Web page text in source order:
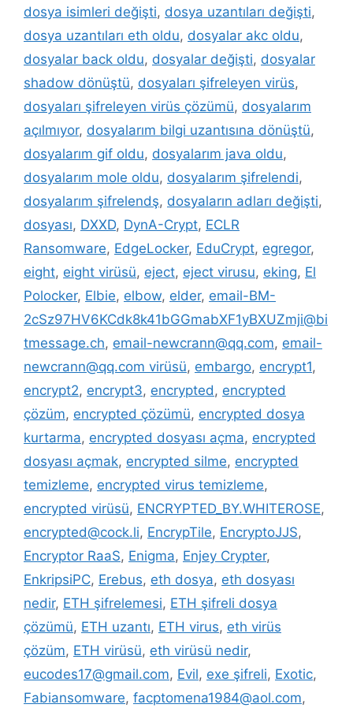
dosya isimleri değişti, dosya uzantıları değişti,
dosya uzantıları eth oldu, dosyalar akc oldu,
dosyalar back oldu, dosyalar değişti, dosyalar
shadow dönüştü, dosyaları şifreleyen virüs,
dosyaları şifreleyen virüs çözümü, dosyalarım
açılmıyor, dosyalarım bilgi uzantısına dönüştü,
dosyalarım gif oldu, dosyalarım java oldu,
dosyalarım mole oldu, dosyalarım şifrelendi,
dosyalarım şifrelendş, dosyaların adları değişti,
dosyası, DXXD, DynA-Crypt, ECLR
Ransomware, EdgeLocker, EduCrypt, egregor,
eight, eight virüsü, eject, eject virusu, eking, El
Polocker, Elbie, elbow, elder, email-BM-
2cSz97HV6KCdk8k41bGGmabXF1yBXUZmji@bi
tmessage.ch, email-newcrann@qq.com, email-
newcrann@qq.com virüsü, embargo, encrypt1,
encrypt2, encrypt3, encrypted, encrypted
çözüm, encrypted çözümü, encrypted dosya
kurtarma, encrypted dosyası açma, encrypted
dosyası açmak, encrypted silme, encrypted
temizleme, encrypted virus temizleme,
encrypted virüsü, ENCRYPTED_BY.WHITEROSE,
encrypted@cock.li, EncrypTile, EncryptoJJS,
Encryptor RaaS, Enigma, Enjey Crypter,
EnkripsiPC, Erebus, eth dosya, eth dosyası
nedir, ETH şifrelemesi, ETH şifreli dosya
çözümü, ETH uzantı, ETH virus, eth virüs
çözüm, ETH virüsü, eth virüsü nedir,
eucodes17@gmail.com, Evil, exe şifreli, Exotic,
Fabiansomware, facptomena1984@aol.com,